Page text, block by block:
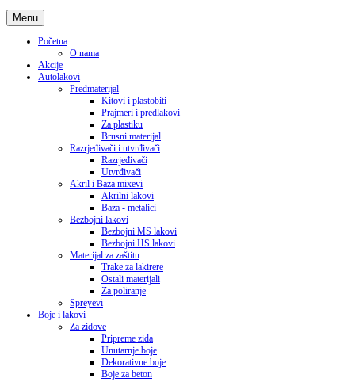
Menu
Početna
O nama
Akcije
Autolakovi
Predmaterijal
Kitovi i plastobiti
Prajmeri i predlakovi
Za plastiku
Brusni materijal
Razrjeđivači i utvrđivači
Razrjeđivači
Utvrđivači
Akril i Baza mixevi
Akrilni lakovi
Baza - metalici
Bezbojni lakovi
Bezbojni MS lakovi
Bezbojni HS lakovi
Materijal za zaštitu
Trake za lakirere
Ostali materijali
Za poliranje
Spreyevi
Boje i lakovi
Za zidove
Pripreme zida
Unutarnje boje
Dekorativne boje
Boje za beton